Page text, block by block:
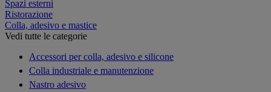
Spazi esterni
Ristorazione
Colla, adesivo e mastice
Vedi tutte le categorie
Accessori per colla, adesivo e silicone
Colla industriale e manutenzione
Nastro adesivo